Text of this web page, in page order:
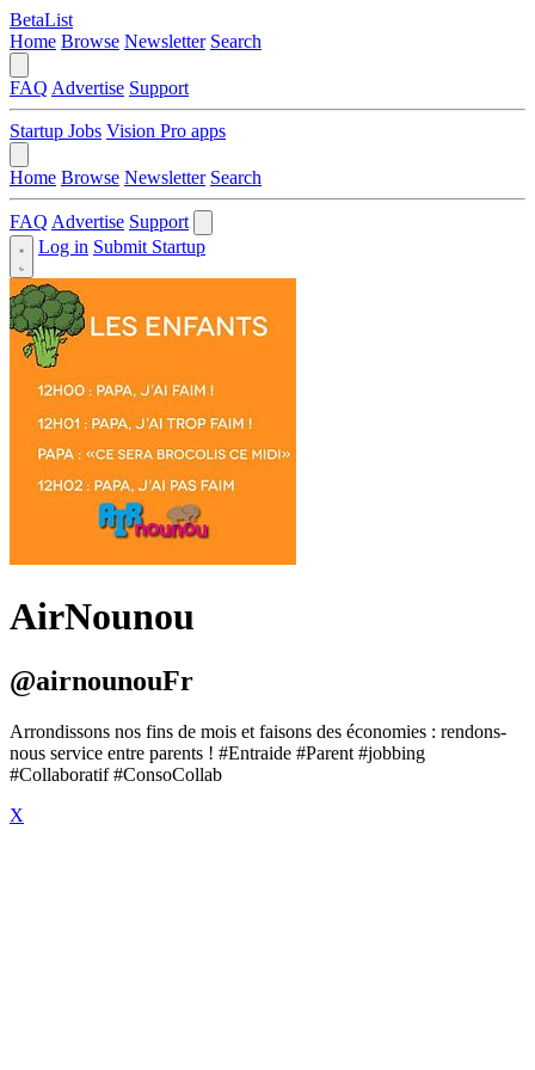
BetaList
Home Browse Newsletter Search
FAQ Advertise Support
Startup Jobs Vision Pro apps
Home Browse Newsletter Search
FAQ Advertise Support
Log in Submit Startup
AirNounou
@airnounouFr
Arrondissons nos fins de mois et faisons des économies : rendons-
nous service entre parents ! #Entraide #Parent #jobbing
#Collaboratif #ConsoCollab
X